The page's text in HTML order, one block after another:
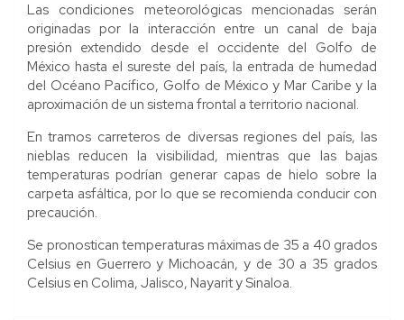
Las condiciones meteorológicas mencionadas serán
originadas por la interacción entre un canal de baja
presión extendido desde el occidente del Golfo de
México hasta el sureste del país, la entrada de humedad
del Océano Pacífico, Golfo de México y Mar Caribe y la
aproximación de un sistema frontal a territorio nacional.
En tramos carreteros de diversas regiones del país, las
nieblas reducen la visibilidad, mientras que las bajas
temperaturas podrían generar capas de hielo sobre la
carpeta asfáltica, por lo que se recomienda conducir con
precaución.
Se pronostican temperaturas máximas de 35 a 40 grados
Celsius en Guerrero y Michoacán, y de 30 a 35 grados
Celsius en Colima, Jalisco, Nayarit y Sinaloa.